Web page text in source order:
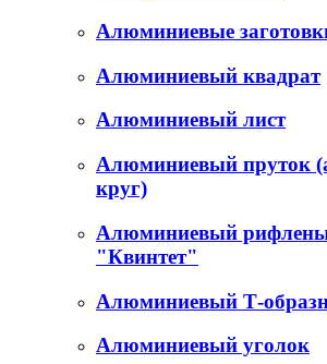
Алюминиевые
Алюминиевый квадрат
Алюминиевый лист
Алюминиевый пруток
круг)
Алюминиевый
"Квинтет"
Алюминиевый Т-
Алюминиевый уголок